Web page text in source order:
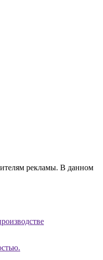
рекламы. В данном